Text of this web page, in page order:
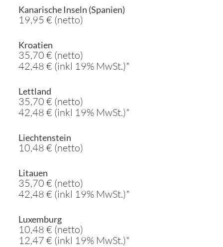
Kanarische Inseln (Spanien)
19,95 € (netto)
Kroatien
35,70 € (netto)
42,48 € (inkl 19% MwSt.)*
Lettland
35,70 € (netto)
42,48 € (inkl 19% MwSt.)*
Liechtenstein
10,48 € (netto)
Litauen
35,70 € (netto)
42,48 € (inkl 19% MwSt.)*
Luxemburg
10,48 € (netto)
12,47 € (inkl 19% MwSt.)*